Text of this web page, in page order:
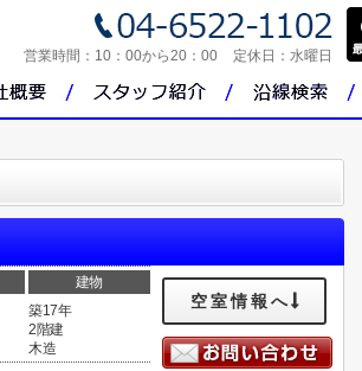
営業時間： 10：00から20：00 定休日： 水曜日
建物
築17年
2階建
木造
空室情報へ